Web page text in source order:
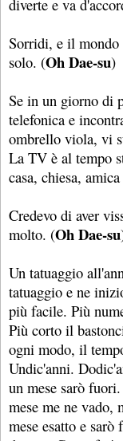
diverte e va
Sorridi, e il mondo
solo. (Oh Dae-su)
Se in un giorno di
telefonica e
ombrello viola, vi
La TV è al tempo
casa, chiesa,
Credevo di aver
molto. (Oh Dae-su
Un tatuaggio
tatuaggio e ne
più facile. Più
Più corto il
ogni modo, il
Undic'anni.
un mese sarò
mese me ne vado,
mese esatto e